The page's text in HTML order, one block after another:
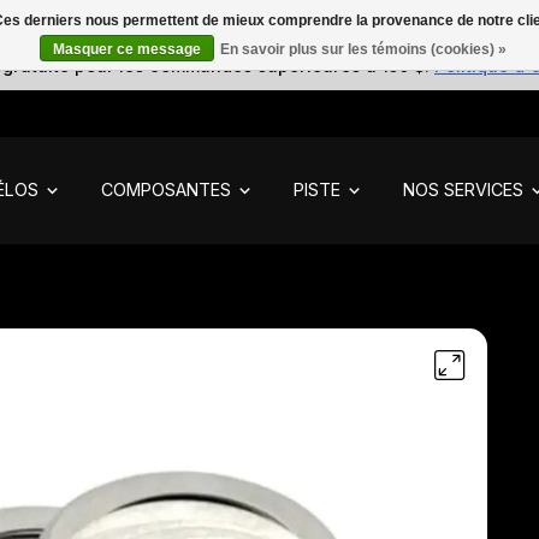
pour les commandes supérieures à 150 $.Politique
COMPOSANTES PISTE NOS SERVICES
derniers nous permettent de mieux comprendre la provenance de notre
Masquer ce message
En savoir plus sur les témoins (cookies) »